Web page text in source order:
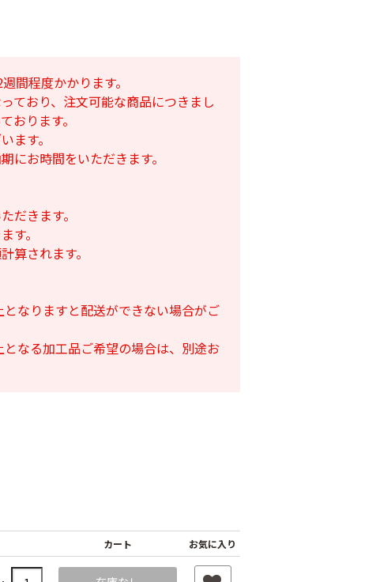
透明 厚さ
農ビ中接加工
間程度かかります。
ており、注文可能な商品につきまし
おります。
ます。
にお時間をいただきます。
だきます。
す。
算されます。
なりますと配送ができない場合がご
となる加工品ご希望の場合は、別途お
カート お気に入り